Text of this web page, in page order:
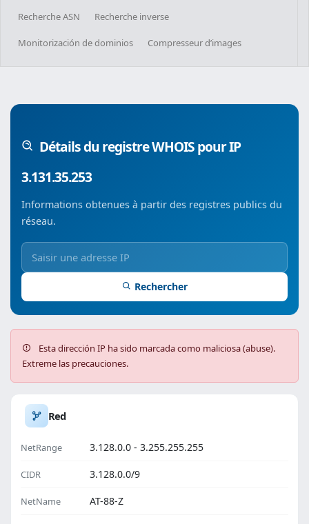
Recherche ASN Recherche inverse
Monitorización de dominios Compresseur d’images
Détails du registre WHOIS pour IP
3.131.35.253
Informations obtenues à partir des registres publics du
réseau.
Rechercher
Esta dirección IP ha sido marcada como maliciosa (abuse).
Extreme las precauciones.
Red
NetRange 3.128.0.0 - 3.255.255.255
CIDR 3.128.0.0/9
NetName AT-88-Z